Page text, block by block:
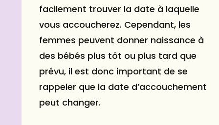
facilement trouver la date à laquelle
vous accoucherez. Cependant, les
femmes peuvent donner naissance à
des bébés plus tôt ou plus tard que
prévu, il est donc important de se
rappeler que la date d’accouchement
peut changer.